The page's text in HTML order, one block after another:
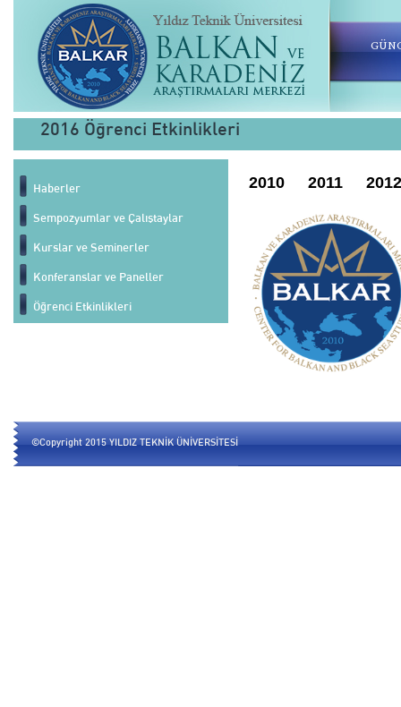
2016 Öğrenci Etkinlikleri
Haberler
Sempozyumlar ve Çalıştaylar
Kurslar ve Seminerler
Konferanslar ve Paneller
Öğrenci Etkinlikleri
2010 2011 2012
©Copyright 2015 YILDIZ TEKNİK ÜNİVERSİTESİ